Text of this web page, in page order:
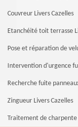
Couvreur Livers Cazelles
Etanchéité toit terrasse
Pose et réparation de
Intervention d'urgence
Recherche fuite
Zingueur Livers Cazelles
Traitement de charpente